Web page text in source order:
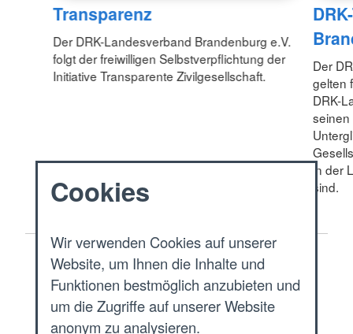
Transparenz
Der DRK-Landesverband Brandenburg e.V.
folgt der freiwilligen Selbstverpflichtung der
Initiative Transparente Zivilgesellschaft.
Der
gelten
DRK-
seinen
in der
sind.
Start
Das DRK
Cookies
Wir verwenden Cookies auf unserer
Website, um Ihnen die Inhalte und
Funktionen bestmöglich anzubieten und
um die Zugriffe auf unserer Website
anonym zu analysieren.